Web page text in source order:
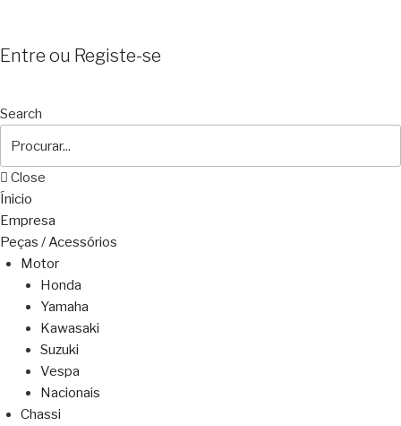
Entre ou Registe-se
Search
Close
Ínicio
Empresa
Peças / Acessórios
Motor
Honda
Yamaha
Kawasaki
Suzuki
Vespa
Nacionais
Chassi